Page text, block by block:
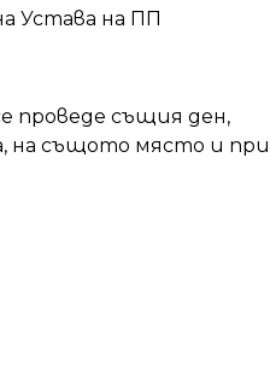
Устава на ПП
проведе същия ден,
на същото място и при